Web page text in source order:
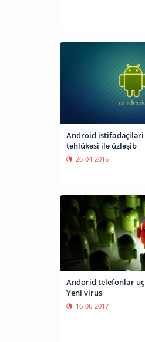
Android istifadəçiləri
təhlükəsi ilə üzləşib
26-04-2016
Andorid telefonlar
Yeni virus
16-06-2017